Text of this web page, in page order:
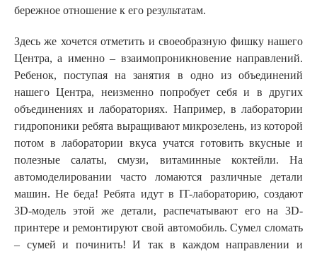
бережное отношение к его результатам.
Здесь же хочется отметить и своеобразную фишку нашего
Центра, а именно – взаимопроникновение направлений.
Ребенок, поступая на занятия в одно из объединений
нашего Центра, неизменно попробует себя и в других
объединениях и лабораториях. Например, в лаборатории
гидропоники ребята выращивают микрозелень, из которой
потом в лаборатории вкуса учатся готовить вкусные и
полезные салаты, смузи, витаминные коктейли. На
автомоделировании часто ломаются различные детали
машин. Не беда! Ребята идут в IT-лабораторию, создают
3D-модель этой же детали, распечатывают его на 3D-
принтере и ремонтируют свой автомобиль. Сумел сломать
– сумей и починить! И так в каждом направлении и